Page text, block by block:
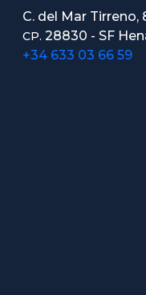
C. del Mar Tirreno,
CP. 28830 - SF
+34 633 03 66 59